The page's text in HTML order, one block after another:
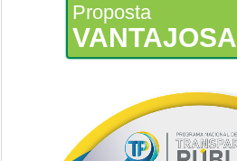
Proposta
VANTAJOSA